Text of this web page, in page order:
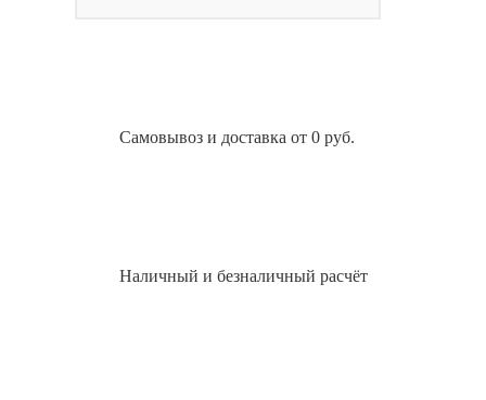
Самовывоз и доставка от 0 руб.
Наличный и безналичный расчёт